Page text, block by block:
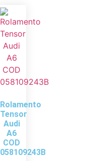
Rolamento
Tensor
Audi
A6
COD
058109243B